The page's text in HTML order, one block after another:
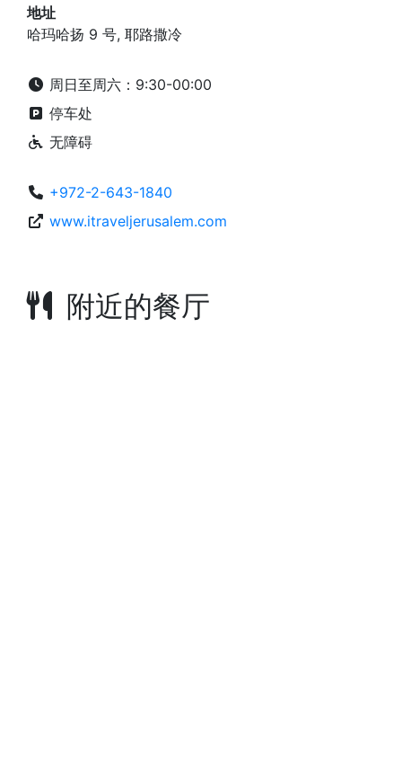
地址
哈玛哈扬 9 号, 耶路撒冷
周日至周六：9:30-00:00
停车处
无障碍
+972-2-643-1840
www.itraveljerusalem.com
附近的餐厅